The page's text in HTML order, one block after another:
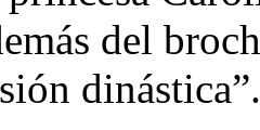
del
dinástica”.